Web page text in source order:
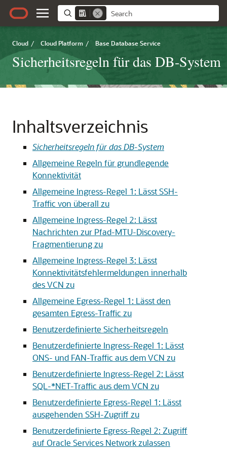
Cloud / Cloud Platform / Base Database Service
Sicherheitsregeln für das DB-System
Inhaltsverzeichnis
Sicherheitsregeln für das DB-System
Allgemeine Regeln für grundlegende
Konnektivität
Allgemeine Ingress-Regel 1: Lässt SSH-
Traffic von überall zu
Allgemeine Ingress-Regel 2: Lässt
Nachrichten zur Pfad-MTU-Discovery-
Fragmentierung zu
Allgemeine Ingress-Regel 3: Lässt
Konnektivitätsfehlermeldungen innerhalb
des VCN zu
Allgemeine Egress-Regel 1: Lässt den
gesamten Egress-Traffic zu
Benutzerdefinierte Sicherheitsregeln
Benutzerdefinierte Ingress-Regel 1: Lässt
ONS- und FAN-Traffic aus dem VCN zu
Benutzerdefinierte Ingress-Regel 2: Lässt
SQL-*NET-Traffic aus dem VCN zu
Benutzerdefinierte Egress-Regel 1: Lässt
ausgehenden SSH-Zugriff zu
Benutzerdefinierte Egress-Regel 2: Zugriff
auf Oracle Services Network zulassen